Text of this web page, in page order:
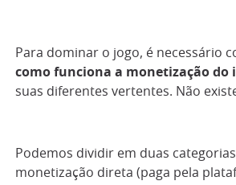
Para dominar o jogo, é necessário
como funciona a monetização do
suas diferentes vertentes. Não
Podemos dividir em duas
monetização direta (paga pela